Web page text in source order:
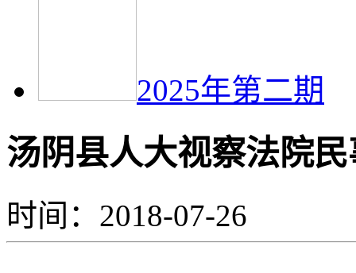
2025年第二期
汤阴县人大视察法院
时间：2018-07-26